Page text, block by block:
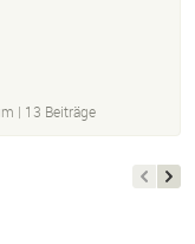
| 13 Beiträge